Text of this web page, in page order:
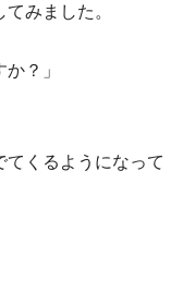
みました。
？」
てくるようになって